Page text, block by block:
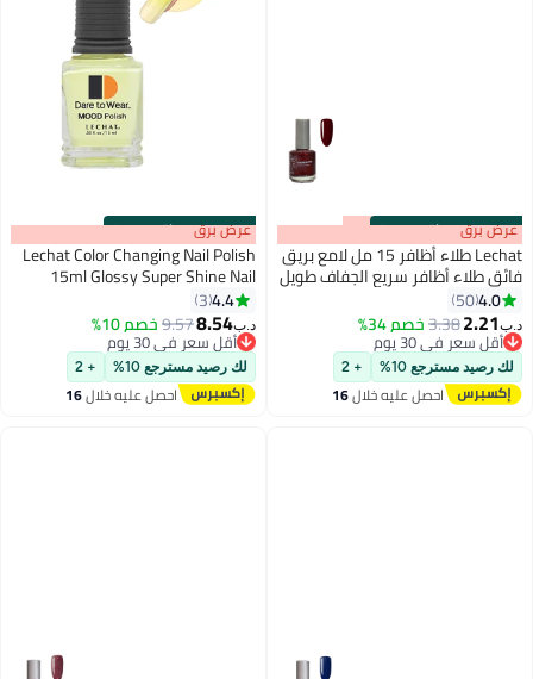
00m:00s
·باقي 100% عرض برق
Lechat طلاء أظافر 15 مل لامع بريق
فائق طلاء أظافر سريع الجفاف طويل
الأمد طلاء أظافر نبيل لا حاجة
لمصباح UV LED لا يحتاج إلى تجفيف
لون أظافر
4.0
50
د.ب‏2.21
3.38خصم 34%
أقل سعر في 30 يوم
أقل سعر في 30 يوم
لك رصيد مسترجع 10% + 2
احصل عليه خلال16
00m:00s
·باقي 100% عرض برق
Lechat Color Changing Nail Polish
15ml Glossy Super Shine Nail
Lacquer 15ml Fast Dry Long
Lasting Nail Enamel Temperature
Change Mood Color Polish Nail Art
No Need UV LED Lamp No curing
Manicure Nail Paint
4.4
3
د.ب‏8.54
9.57خصم 10%
أقل سعر في 30 يوم
أقل سعر في 30 يوم
لك رصيد مسترجع 10% + 2
احصل عليه خلال16